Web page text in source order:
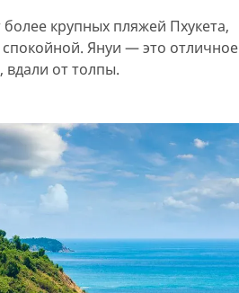
крупных пляжей Пхукета,
спокойной. Януи — это отличное
вдали от толпы.